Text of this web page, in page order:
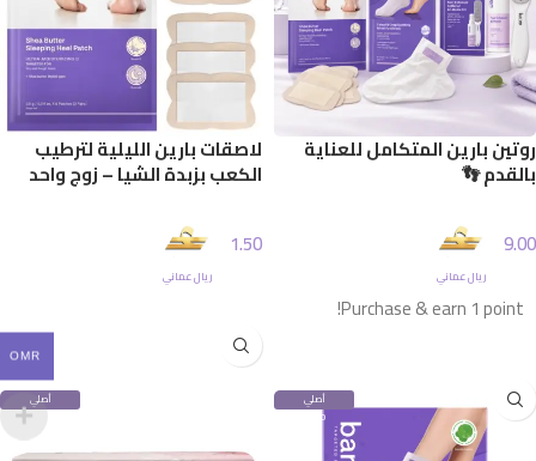
روتين بارين المتكامل للعناية
بالقدم 👣
9.00
ريال عماني
Purchase & earn 1 point!
لاصقات بارين الليلية لترطيب
الكعب بزبدة الشيا – زوج واحد
1.50
ريال عماني
أصلي
100%
أصلي
OMR